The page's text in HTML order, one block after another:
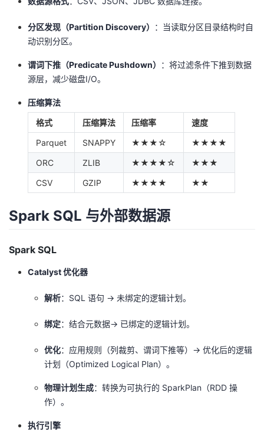
分区发现（Partition Discovery）
：当读取分区目录结构时自
动识别分区。
谓词下推（Predicate Pushdown）
：将过滤条件下推到数据
源层，减少磁盘I/O。
压缩算法
格式
压缩算法 压缩率
速度
Parquet
SNAPPY ★★★☆
★★★★
ORC
ZLIB ★★★★☆
★★★
CSV
GZIP ★★★★ ★★
Spark SQL 与外部数据源
Spark SQL
Catalyst 优化器
解析：SQL 语句 → 未绑定的逻辑计划。
绑定：结合元数据→ 已绑定的逻辑计划。
优化：应用规则（列裁剪、谓词下推等）→ 优化后的逻辑
计划（Optimized Logical Plan）。
物理计划生成：转换为可执行的 SparkPlan（RDD 操
作）。
执行引擎